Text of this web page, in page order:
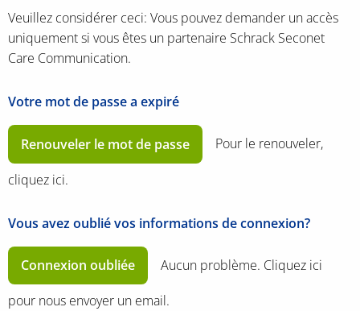
Veuillez considérer ceci: Vous pouvez demander un accès
uniquement si vous êtes un partenaire Schrack Seconet
Care Communication.
Votre mot de passe a expiré
Renouveler le mot de passe Pour le renouveler,
cliquez ici.
Vous avez oublié vos informations de connexion?
Connexion oubliée Aucun problème. Cliquez ici
pour nous envoyer un email.